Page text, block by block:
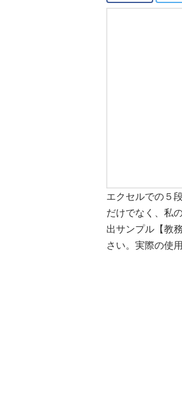
エクセルでの５
だけでなく、私
出サンプル【教
さい。実際の使